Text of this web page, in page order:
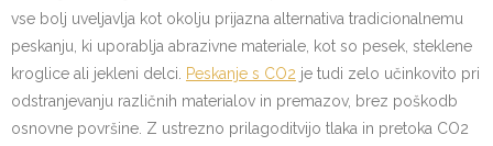
vse bolj uveljavlja kot okolju prijazna alternativa tradicionalnemu
peskanju, ki uporablja abrazivne materiale, kot so pesek, steklene
kroglice ali jekleni delci.
Peskanje s CO2 je tudi zelo učinkovito pri
odstranjevanju različnih materialov in premazov, brez poškodb
osnovne površine. Z ustrezno prilagoditvijo tlaka in pretoka CO2